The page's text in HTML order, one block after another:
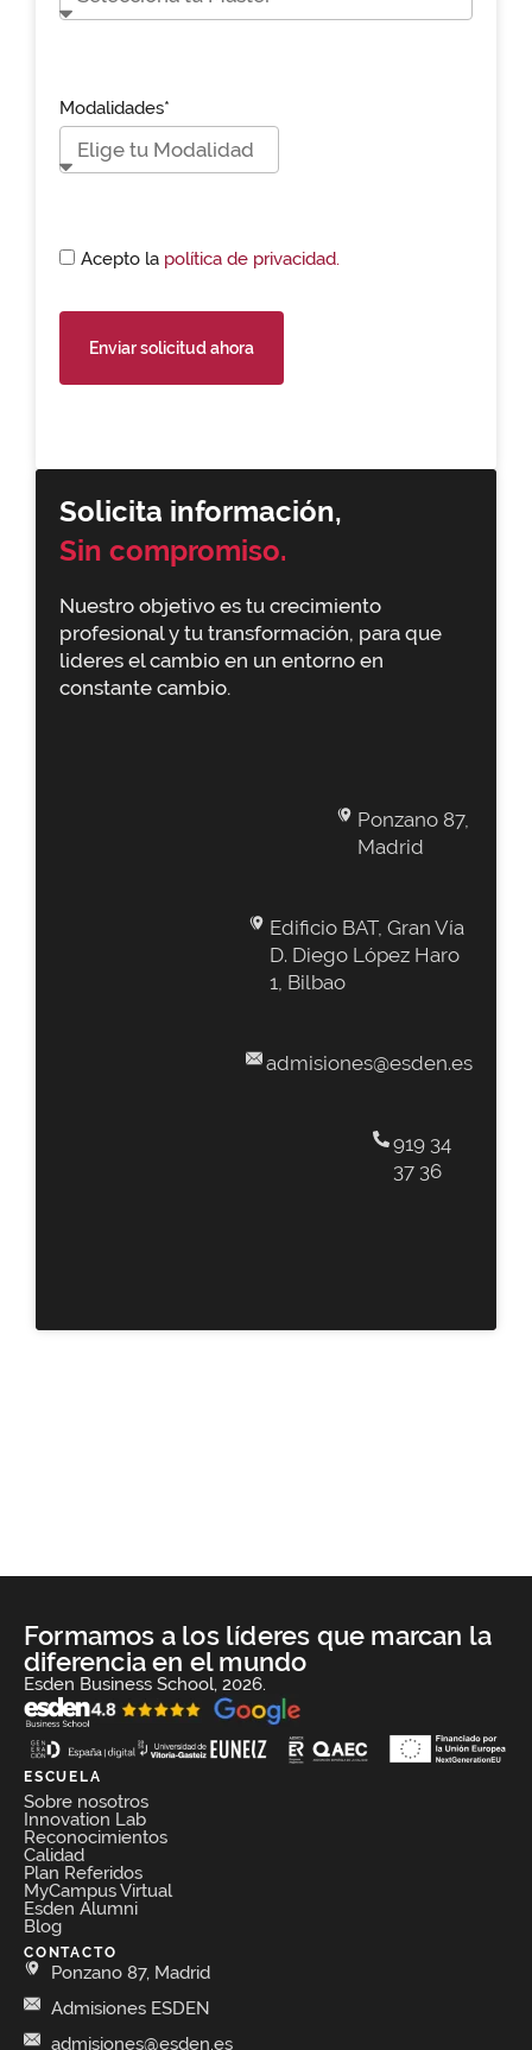
Solicita información,
Sin compromiso.
Nuestro objetivo es tu crecimiento
profesional y tu transformación, para que
lideres el cambio en un entorno en
constante cambio.
Ponzano 87,
Madrid
Edificio BAT, Gran Vía
D. Diego López Haro
1, Bilbao
admisiones@esden.es
919 34
37 36
Modalidades*
Acepto la política de privacidad.
Enviar solicitud ahora
Formamos a los líderes que marcan la
diferencia en el mundo
Esden Business School, 2026.
ESCUELA
Sobre nosotros
Innovation Lab
Reconocimientos
Calidad
Plan Referidos
MyCampus Virtual
Esden Alumni
Blog
CONTACTO
Ponzano 87, Madrid
Admisiones ESDEN
admisiones@esden.es